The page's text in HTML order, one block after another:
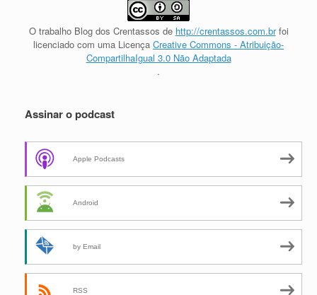
O trabalho Blog dos Crentassos de http://crentassos.com.brfoi
licenciado com uma Licença Creative Commons - Atribuição-
CompartilhaIgual 3.0 Não Adaptada
.
Assinar o podcast
Apple Podcasts
Android
by Email
RSS